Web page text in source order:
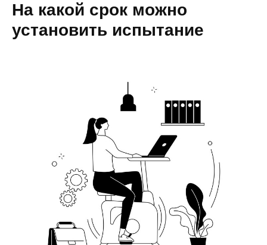
На какой срок можно
установить испытание